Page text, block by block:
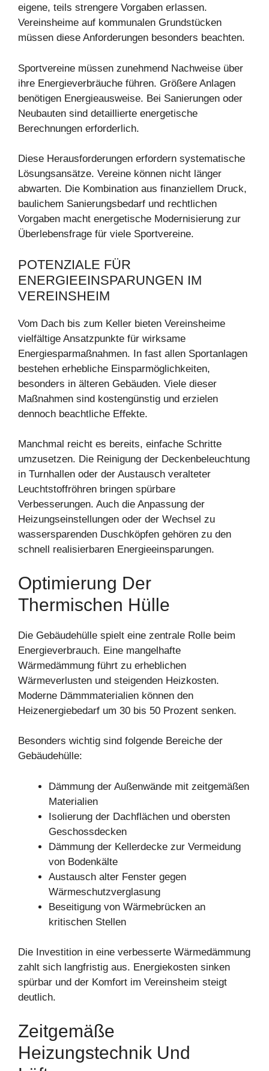
eigene, teils strengere Vorgaben erlassen.
Vereinsheime auf kommunalen Grundstücken
müssen diese Anforderungen besonders beachten.
Sportvereine müssen zunehmend Nachweise über
ihre Energieverbräuche führen. Größere Anlagen
benötigen Energieausweise. Bei Sanierungen oder
Neubauten sind detaillierte energetische
Berechnungen erforderlich.
Diese Herausforderungen erfordern systematische
Lösungsansätze. Vereine können nicht länger
abwarten. Die Kombination aus finanziellem Druck,
baulichem Sanierungsbedarf und rechtlichen
Vorgaben macht energetische Modernisierung zur
Überlebensfrage für viele Sportvereine.
POTENZIALE FÜR
ENERGIEEINSPARUNGEN IM
VEREINSHEIM
Vom Dach bis zum Keller bieten Vereinsheime
vielfältige Ansatzpunkte für wirksame
Energiesparmaßnahmen. In fast allen Sportanlagen
bestehen erhebliche Einsparmöglichkeiten,
besonders in älteren Gebäuden. Viele dieser
Maßnahmen sind kostengünstig und erzielen
dennoch beachtliche Effekte.
Manchmal reicht es bereits, einfache Schritte
umzusetzen. Die Reinigung der Deckenbeleuchtung
in Turnhallen oder der Austausch veralteter
Leuchtstoffröhren bringen spürbare
Verbesserungen. Auch die Anpassung der
Heizungseinstellungen oder der Wechsel zu
wassersparenden Duschköpfen gehören zu den
schnell realisierbaren Energieeinsparungen.
Optimierung Der
Thermischen Hülle
Die Gebäudehülle spielt eine zentrale Rolle beim
Energieverbrauch. Eine mangelhafte
Wärmedämmung führt zu erheblichen
Wärmeverlusten und steigenden Heizkosten.
Moderne Dämmmaterialien können den
Heizenergiebedarf um 30 bis 50 Prozent senken.
Besonders wichtig sind folgende Bereiche der
Gebäudehülle:
Dämmung der Außenwände mit zeitgemäßen
Materialien
Isolierung der Dachflächen und obersten
Geschossdecken
Dämmung der Kellerdecke zur Vermeidung
von Bodenkälte
Austausch alter Fenster gegen
Wärmeschutzverglasung
Beseitigung von Wärmebrücken an
kritischen Stellen
Die Investition in eine verbesserte Wärmedämmung
zahlt sich langfristig aus. Energiekosten sinken
spürbar und der Komfort im Vereinsheim steigt
deutlich.
Zeitgemäße
Heizungstechnik Und